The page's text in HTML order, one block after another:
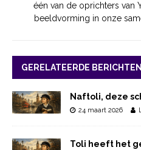
één van de oprichters van
beeldvorming in onze
GERELATEERDE BERICHTEN
Naftoli, deze
24 maart 2026
Toli heeft het